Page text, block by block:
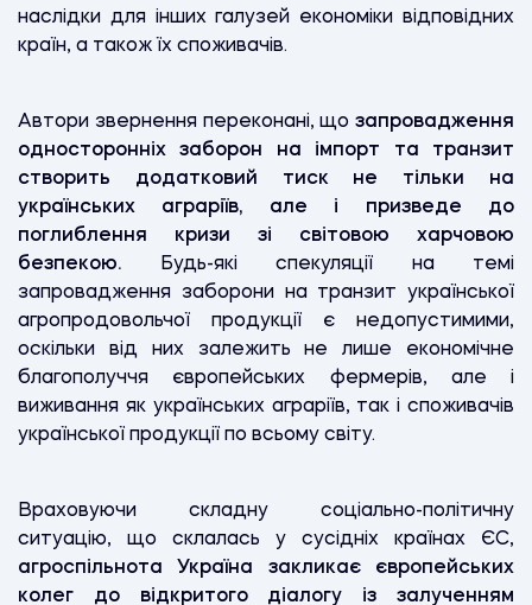
наслідки для інших галузей економіки відповідних
країн, а також їх споживачів.
Автори звернення переконані, що запровадження
односторонніх заборон на імпорт та транзит
створить додатковий тиск не тільки на
українських аграріїв, але і призведе до
поглиблення кризи зі світовою харчовою
безпекою. Будь-які спекуляції на темі
запровадження заборони на транзит української
агропродовольчої продукції є недопустимими,
оскільки від них залежить не лише економічне
благополуччя європейських фермерів, але і
виживання як українських аграріїв, так і споживачів
української продукції по всьому світу.
Враховуючи складну соціально-політичну
ситуацію, що склалась у сусідніх країнах ЄС,
агроспільнота Україна закликає європейських
колег до відкритого діалогу із залученням